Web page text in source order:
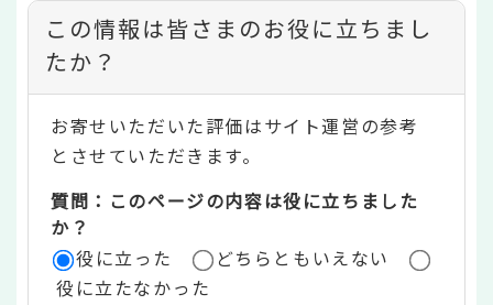
コ
ン
テ
ン
ツ
評
価
この情報は皆さまのお役に立ちまし
たか？
お寄せいただいた評価はサイト運営の参考
とさせていただきます。
質問：このページの内容は役に立ちました
か？
役に立った
どちらともいえない
役に立たなかった